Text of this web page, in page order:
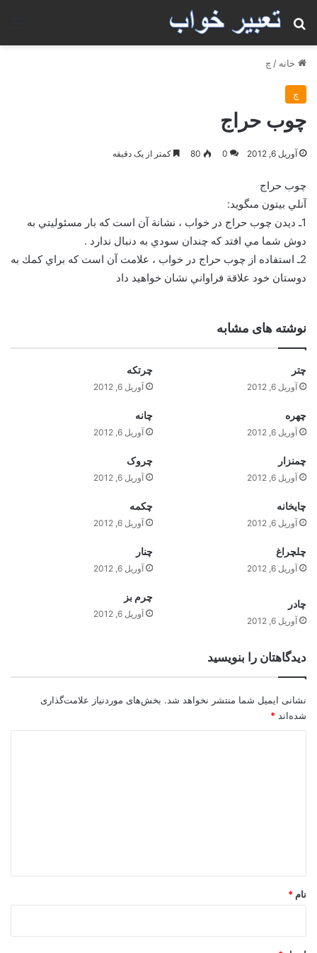
جستجو برای
خانه / چ
چ
چوب حراج
آوریل 6, 2012 0
80 کمتر از یک دقیقه
چوب حراج
آنلي بيتون مى‏گويد:
1ـ ديدن چوب حراج در خواب ، نشانة آن است كه بار مسئوليتي به
دوش شما مي افتد كه چندان سودي به دنبال ندارد .
2ـ استفاده از چوب حراج در خواب ، علامت آن است كه براي كمك به
دوستان خود علاقة فراواني نشان خواهيد داد
نوشته های مشابه
چتر
آوریل 6, 2012
چرتکه
آوریل 6, 2012
چهره
آوریل 6, 2012
چانه
آوریل 6, 2012
چمنزار
آوریل 6, 2012
چروک
آوریل 6, 2012
چايخانه
آوریل 6, 2012
چکمه
آوریل 6, 2012
چلچراغ
آوریل 6, 2012
چنار
آوریل 6, 2012
چادر
آوریل 6, 2012
چرم بز
آوریل 6, 2012
دیدگاهتان را بنویسید
نشانی ایمیل شما منتشر نخواهد شد. بخش‌های موردنیاز علامت‌گذاری
شده‌اند *
نام *